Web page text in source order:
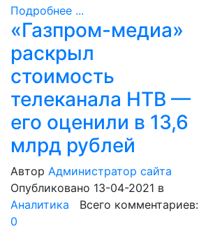
Подробнее ...
«Газпром-медиа»
раскрыл
стоимость
телеканала НТВ —
его оценили в 13,6
млрд рублей
Автор Администратор сайта
Опубликовано 13-04-2021 в
Аналитика Всего комментариев:
0